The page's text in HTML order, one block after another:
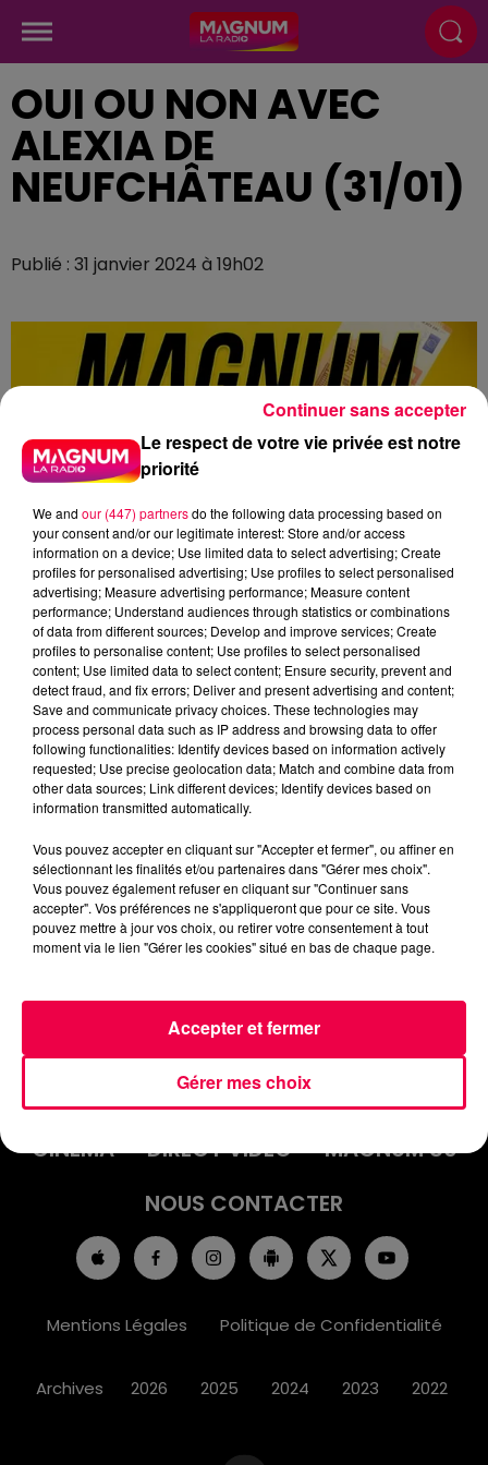
OUI OU NON AVEC
ALEXIA DE
NEUFCHÂTEAU (31/01)
Publié : 31 janvier 2024 à 19h02
podcasts/2024/01/20240131-OUI-OU-NON.mp3
INFOS
EMISSIONS
JEUX
PODCASTS
CINÉMA
DIRECT VIDÉO
MAGNUM 80
NOUS CONTACTER
Mentions Légales Politique de Confidentialité
Archives 2026 2025 2024 2023 2022
Le respect de votre vie privée est notre
priorité
We and our (447) partnersdo the following data processing based on
your consent and/or our legitimate interest: Store and/or access
information on a device; Use limited data to select advertising; Create
profiles for personalised advertising; Use profiles to select personalised
advertising; Measure advertising performance; Measure content
performance; Understand audiences through statistics or combinations
of data from different sources; Develop and improve services; Create
profiles to personalise content; Use profiles to select personalised
content; Use limited data to select content; Ensure security, prevent and
detect fraud, and fix errors; Deliver and present advertising and content;
Save and communicate privacy choices. These technologies may
process personal data such as IP address and browsing data to offer
following functionalities: Identify devices based on information actively
requested; Use precise geolocation data; Match and combine data from
other data sources; Link different devices; Identify devices based on
information transmitted automatically.
Vous pouvez accepter en cliquant sur "Accepter et fermer", ou affiner en
sélectionnant les finalités et/ou partenaires dans "Gérer mes choix".
Vous pouvez également refuser en cliquant sur "Continuer sans
accepter". Vos préférences ne s'appliqueront que pour ce site. Vous
pouvez mettre à jour vos choix, ou retirer votre consentement à tout
moment via le lien "Gérer les cookies" situé en bas de chaque page.
Gérer mes choix
Accepter et fermer
Continuer sans accepter